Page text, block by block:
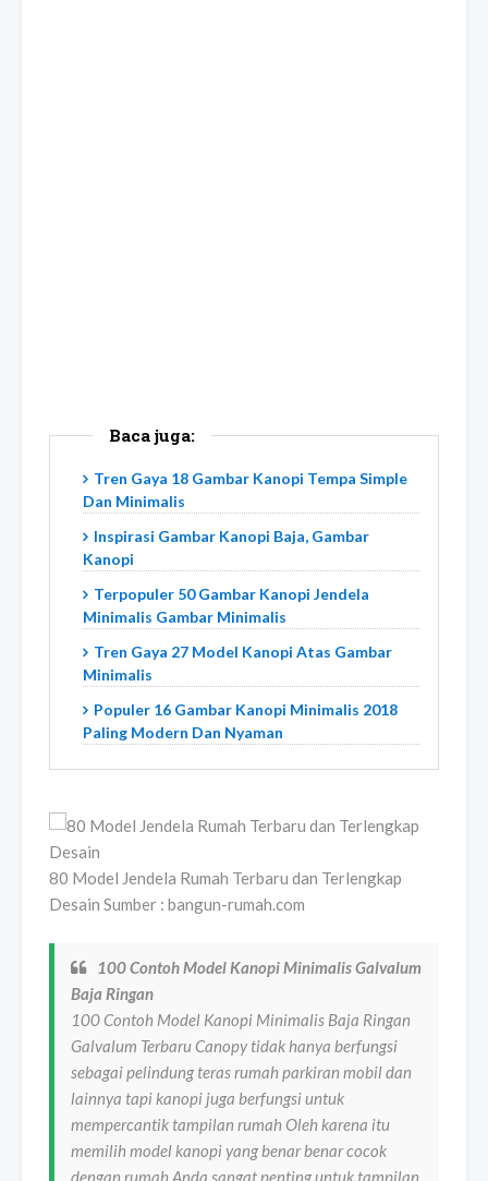
Baca juga:
Tren Gaya 18 Gambar Kanopi Tempa Simple
Dan Minimalis
Inspirasi Gambar Kanopi Baja, Gambar
Kanopi
Terpopuler 50 Gambar Kanopi Jendela
Minimalis Gambar Minimalis
Tren Gaya 27 Model Kanopi Atas Gambar
Minimalis
Populer 16 Gambar Kanopi Minimalis 2018
Paling Modern Dan Nyaman
80 Model Jendela Rumah Terbaru dan Terlengkap
Desain Sumber : bangun-rumah.com
100 Contoh Model Kanopi Minimalis Galvalum
Baja Ringan
100 Contoh Model Kanopi Minimalis Baja Ringan
Galvalum Terbaru Canopy tidak hanya berfungsi
sebagai pelindung teras rumah parkiran mobil dan
lainnya tapi kanopi juga berfungsi untuk
mempercantik tampilan rumah Oleh karena itu
memilih model kanopi yang benar benar cocok
dengan rumah Anda sangat penting untuk tampilan